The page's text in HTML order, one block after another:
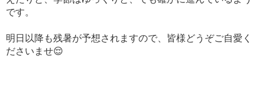
です。
明日以降も残暑が予想されますので、皆様どうぞご自愛く
ださいませ😌